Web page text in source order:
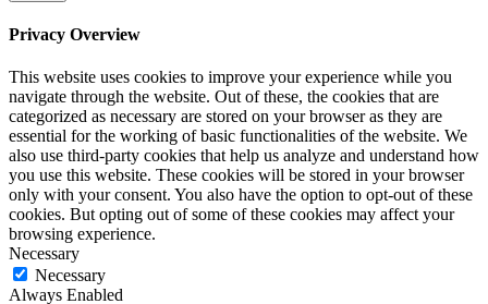
Privacy Overview
This website uses cookies to improve your experience while you
navigate through the website. Out of these, the cookies that are
categorized as necessary are stored on your browser as they are
essential for the working of basic functionalities of the website. We
also use third-party cookies that help us analyze and understand how
you use this website. These cookies will be stored in your browser
only with your consent. You also have the option to opt-out of these
cookies. But opting out of some of these cookies may affect your
browsing experience.
Necessary
Necessary
Always Enabled